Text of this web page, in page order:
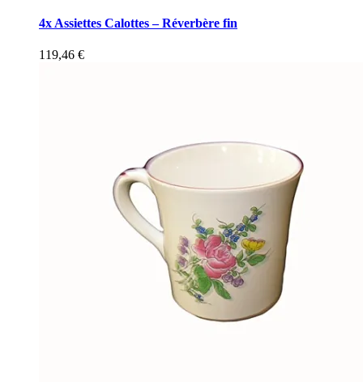
4x Assiettes Calottes – Réverbère fin
119,46 €